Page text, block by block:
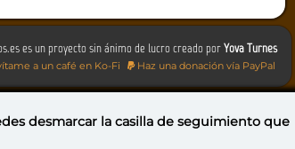
es un proyecto sin ánimo de lucro creado porYova Turnes
a un café en Ko-Fi Haz una donación vía PayPal
desmarcar la casilla de seguimiento que